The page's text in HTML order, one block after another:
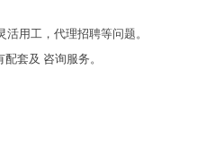
用工，代理招聘等问题。
套及 咨询服务。